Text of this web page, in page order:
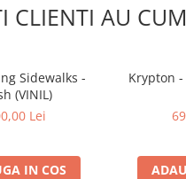
CLIENTI AU
Sidewalks -
(VINIL)
Lei
IN COS
Krypton